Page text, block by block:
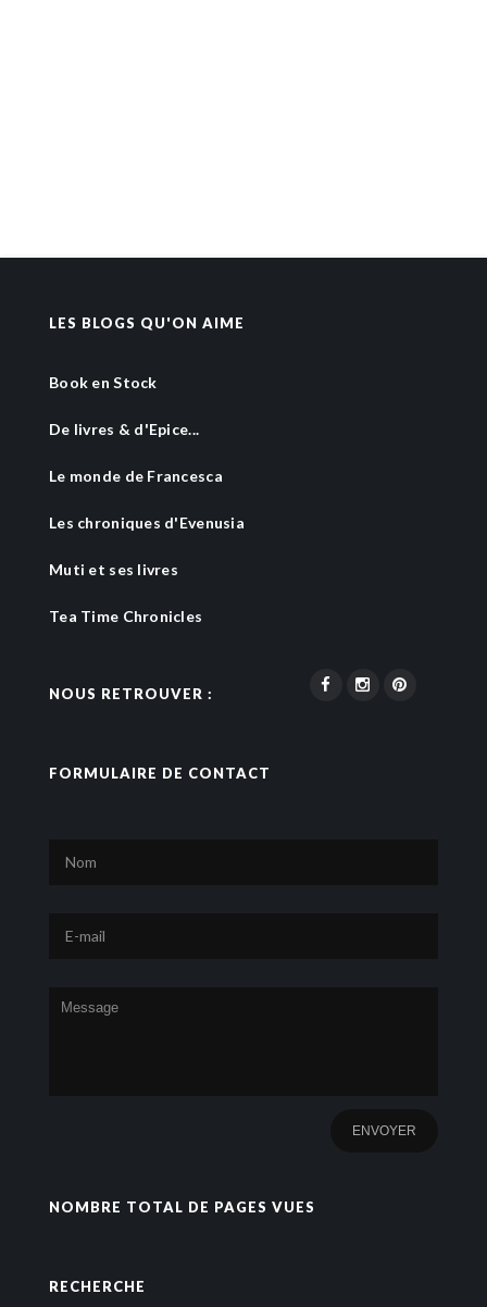
LES BLOGS QU'ON AIME
Book en Stock
De livres & d'Epice...
Le monde de Francesca
Les chroniques d'Evenusia
Muti et ses livres
Tea Time Chronicles
NOUS RETROUVER :
FORMULAIRE DE CONTACT
NOMBRE TOTAL DE PAGES VUES
RECHERCHE